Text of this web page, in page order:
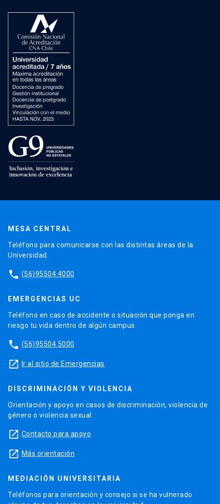
MESA CENTRAL
Teléfono para comunicarse con las distintas áreas de la
Universidad.
phone (56)95504 4000
EMERGENCIAS UC
Teléfono en caso de accidente o situación que ponga en
riesgo tu vida dentro de algún campus.
phone (56)95504 5000
launch Ir al sitio de Emergencias
DISCRIMINACIÓN Y VIOLENCIA
Orientación y apoyo en casos de discriminación, violencia de
género o violencia sexual.
launch Contacto para apoyo
launch Más orientación
MEDIACIÓN UNIVERSITARIA
Teléfonos para orientación y consejo si se ha vulnerado